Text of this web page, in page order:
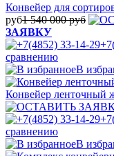
Конвейер для
руб1 540 000 руб
ЗАЯВКУ
сравнению
В
Конвейер ленточный
сравнению
В